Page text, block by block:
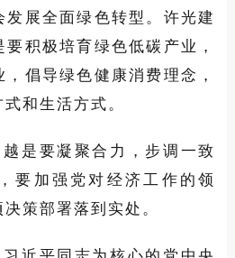
展全面绿色转型。许光建
积极培育绿色低碳产业，
倡导绿色健康消费理念，
和生活方式。
是要凝聚合力，步调一致
要加强党对经济工作的领
策部署落到实处。